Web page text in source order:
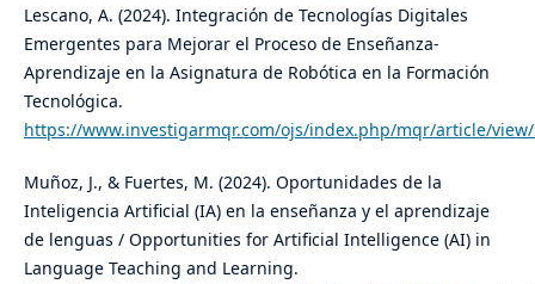
Lescano, A. (2024). Integración de Tecnologías Digitales
Emergentes para Mejorar el Proceso de Enseñanza-
Aprendizaje en la Asignatura de Robótica en la Formación
Tecnológica.
https://www.investigarmqr.com/ojs/index.php/mqr/article/
Muñoz, J., & Fuertes, M. (2024). Oportunidades de la
Inteligencia Artificial (IA) en la enseñanza y el aprendizaje
de lenguas / Opportunities for Artificial Intelligence (AI) in
Language Teaching and Learning.